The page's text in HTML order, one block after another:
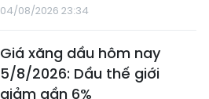
04/08/2026 23:34
Giá xăng dầu hôm nay
5/8/2026: Dầu thế giới
giảm gần 6%